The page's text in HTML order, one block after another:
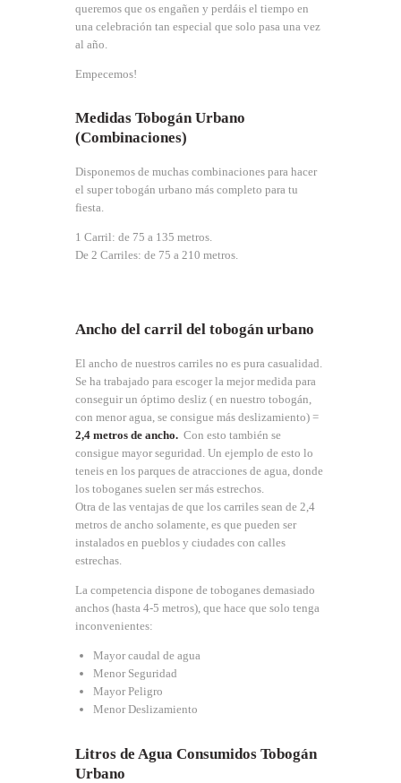
queremos que os engañen y perdáis el tiempo en
una celebración tan especial que solo pasa una vez
al año.
Empecemos!
Medidas Tobogán Urbano
(Combinaciones)
Disponemos de muchas combinaciones para hacer
el super tobogán urbano más completo para tu
fiesta.
1 Carril: de 75 a 135 metros.
De 2 Carriles: de 75 a 210 metros.
Ancho del carril del tobogán urbano
El ancho de nuestros carriles no es pura casualidad.
Se ha trabajado para escoger la mejor medida para
conseguir un óptimo desliz ( en nuestro tobogán,
con menor agua, se consigue más deslizamiento) =
2,4 metros de ancho. Con esto también se
consigue mayor seguridad. Un ejemplo de esto lo
teneis en los parques de atracciones de agua, donde
los toboganes suelen ser más estrechos.
Otra de las ventajas de que los carriles sean de 2,4
metros de ancho solamente, es que pueden ser
instalados en pueblos y ciudades con calles
estrechas.
La competencia dispone de toboganes demasiado
anchos (hasta 4-5 metros), que hace que solo tenga
inconvenientes:
Mayor caudal de agua
Menor Seguridad
Mayor Peligro
Menor Deslizamiento
Litros de Agua Consumidos Tobogán
Urbano